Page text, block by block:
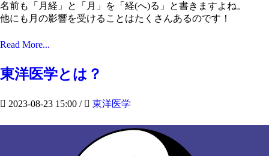
名前も「月経」と「月」を「経(へ)る」と書きますよね。
他にも月の影響を受けることはたくさんあるのです！
Read More...
東洋医学とは？
2023-08-23 15:00 / 東洋医学